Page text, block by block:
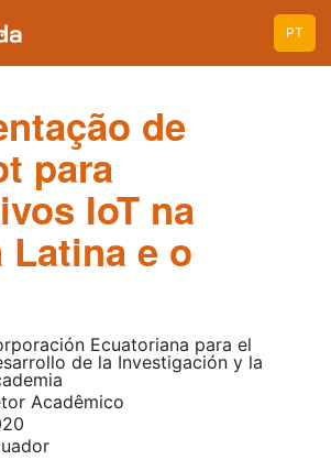
PT
de
para
IoT na
Latina e o
Ecuatoriana para el
de la Investigación y la
Acadêmico